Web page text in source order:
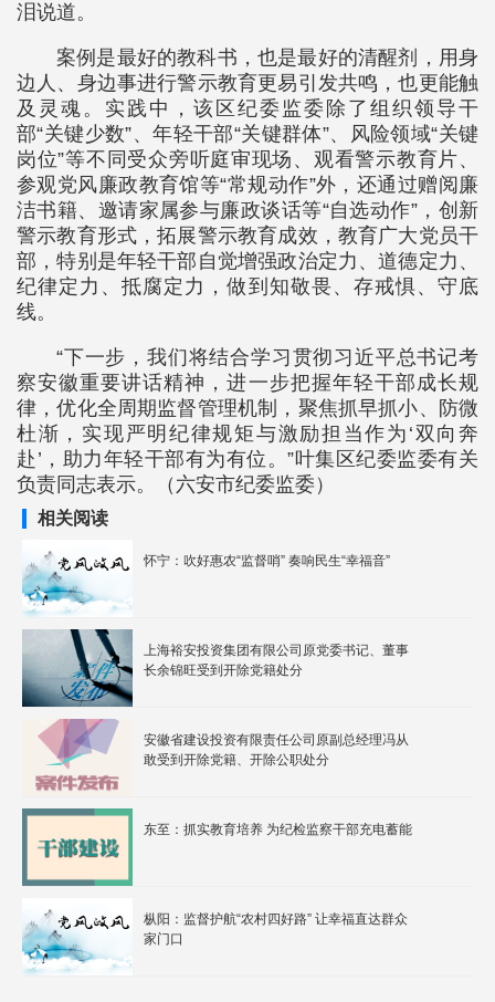
泪说道。
案例是最好的教科书，也是最好的清醒剂，用身
边人、身边事进行警示教育更易引发共鸣，也更能触
及灵魂。实践中，该区纪委监委除了组织领导干
部“关键少数”、年轻干部“关键群体”、风险领域“关键
岗位”等不同受众旁听庭审现场、观看警示教育片、
参观党风廉政教育馆等“常规动作”外，还通过赠阅廉
洁书籍、邀请家属参与廉政谈话等“自选动作”，创新
警示教育形式，拓展警示教育成效，教育广大党员干
部，特别是年轻干部自觉增强政治定力、道德定力、
纪律定力、抵腐定力，做到知敬畏、存戒惧、守底
线。
“下一步，我们将结合学习贯彻习近平总书记考
察安徽重要讲话精神，进一步把握年轻干部成长规
律，优化全周期监督管理机制，聚焦抓早抓小、防微
杜渐，实现严明纪律规矩与激励担当作为‘双向奔
赴’，助力年轻干部有为有位。”叶集区纪委监委有关
负责同志表示。（六安市纪委监委）
相关阅读
怀宁：吹好惠农“监督哨” 奏响民生“幸福音”
上海裕安投资集团有限公司原党委书记、董事
长余锦旺受到开除党籍处分
安徽省建设投资有限责任公司原副总经理冯从
敢受到开除党籍、开除公职处分
东至：抓实教育培养 为纪检监察干部充电蓄能
枞阳：监督护航“农村四好路” 让幸福直达群众
家门口